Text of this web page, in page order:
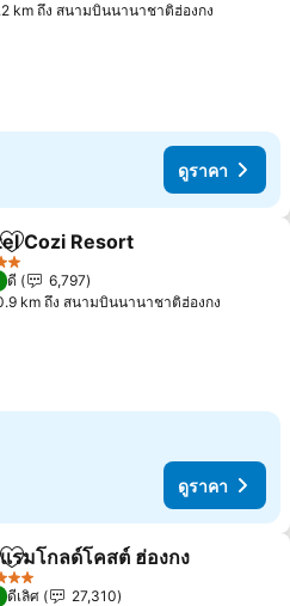
km ถึง สนามบินนานาชาติฮ่องกง
ดูราคา
เพิ่มในรายการโปรด
Cozi Resort
ดี
6,797
km ถึง สนามบินนานาชาติฮ่องกง
ดูราคา
เพิ่มในรายการโปรด
รมโกลด์โคสต์ ฮ่องกง
ดีเลิศ
27,310